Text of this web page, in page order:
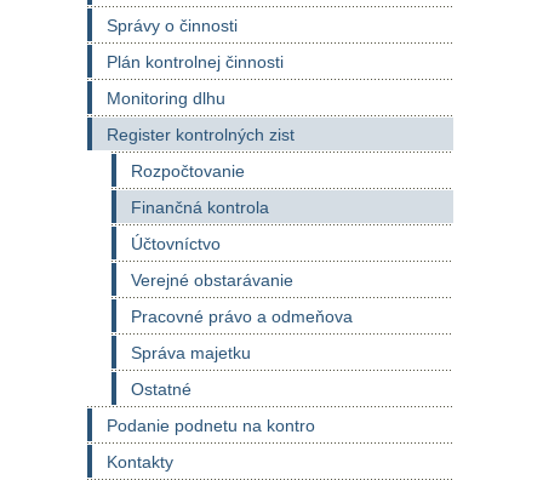
Správy o činnosti
Plán kontrolnej činnosti
Monitoring dlhu
Register kontrolných zist
Rozpočtovanie
Finančná kontrola
Účtovníctvo
Verejné obstarávanie
Pracovné právo a odmeňova
Správa majetku
Ostatné
Podanie podnetu na kontro
Kontakty